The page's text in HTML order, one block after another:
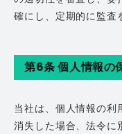
確にし、定期的に監査
第6条 個人情報の
当社は、個人情報の利
消失した場合、法令に